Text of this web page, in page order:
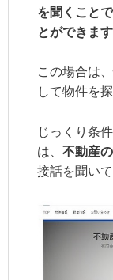
を聞くこと
とができます
この場合は
して物件を
じっくり条
は、 不動産
接話を聞い